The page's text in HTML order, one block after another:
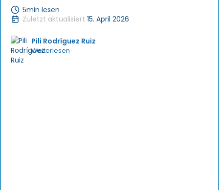
5min lesen
Zuletzt aktualisiert 15. April 2026
Pili Rodríguez Ruiz
Weiterlesen